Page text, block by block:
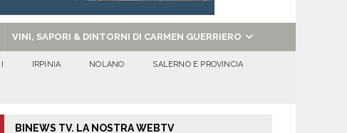
VINI, SAPORI & DINTORNI DI CARMEN GUERRIERO
IRPINIA NOLANO SALERNO E PROVINCIA
BINEWS TV. LA NOSTRA WEBTV